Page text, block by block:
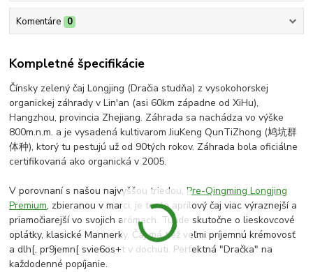
Komentáre 0
Kompletné špecifikácie
Čínsky zelený čaj Longjing (Dračia studňa) z vysokohorskej
organickej záhrady v Lin'an (asi 60km západne od XiHu),
Hangzhou, provincia Zhejiang. Záhrada sa nachádza vo výške
800m.n.m. a je vysadená kultivarom JiuKeng QunTiZhong (鸠坑群
体种), ktorý tu pestujú už od 90tých rokov. Záhrada bola oficiálne
certifikovaná ako organická v 2005.
V porovnaní s našou najvyššou triedou,Pre-Qingming Longjing
Premium, zbieranou v marci, je tento aprílový čaj viac výraznejší a
priamočiarejší vo svojich arómach. Tu ide skutočne o lieskovcové
oplátky, klasické Mannerky. Čaj má tiež veľmi príjemnú krémovosť
a dlh[, pr9jemn[ svie6os+t v dochuti. Perfektná "Dračka" na
každodenné popíjanie.